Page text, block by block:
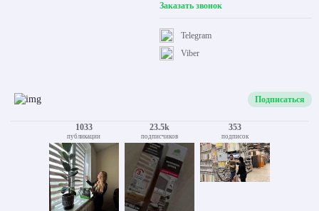
Заказать звонок
Viber
Telegram
Подписаться
1033
публикации
23.5k
подписчиков
353
подписок